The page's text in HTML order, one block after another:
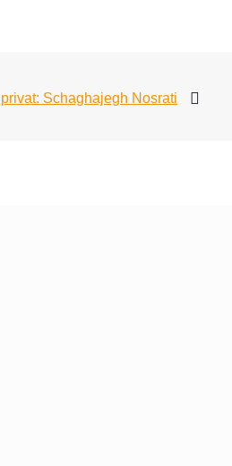
Schaghajegh Nosrati